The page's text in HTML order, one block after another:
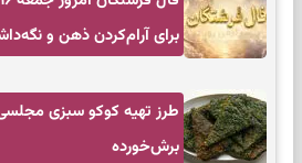
برای آرام‌کردن ذهن و
طرز تهیه کوکو سبزی
برش‌خورده